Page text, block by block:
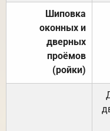
Шиповка
оконных и
дверных
проёмов
(ройки)